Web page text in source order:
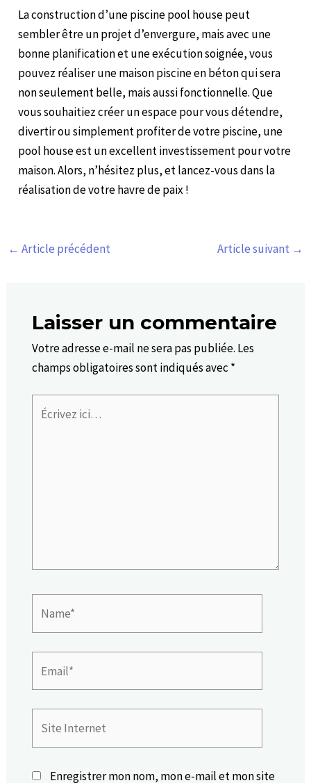
La construction d’une piscine pool house peut
sembler être un projet d’envergure, mais avec une
bonne planification et une exécution soignée, vous
pouvez réaliser une maison piscine en béton qui sera
non seulement belle, mais aussi fonctionnelle. Que
vous souhaitiez créer un espace pour vous détendre,
divertir ou simplement profiter de votre piscine, une
pool house est un excellent investissement pour votre
maison. Alors, n’hésitez plus, et lancez-vous dans la
réalisation de votre havre de paix !
← Article précédent Article suivant →
Laisser un commentaire
Votre adresse e-mail ne sera pas publiée. Les
champs obligatoires sont indiqués avec *
Écrivez
ici…
Internet
Enregistrer mon nom, mon e-mail et mon site